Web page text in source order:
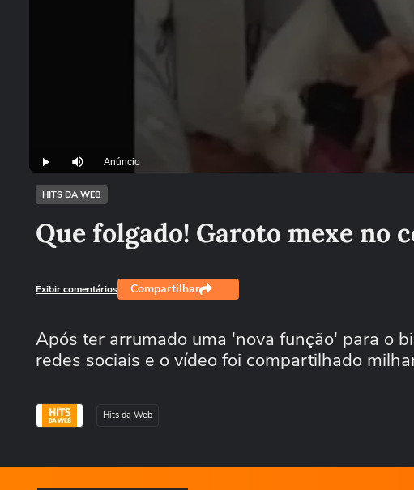
Play Mutar Anúncio
HITS DA WEB
Que folgado! Garoto mexe no
Exibir comentários Compartilhar
Após ter arrumado uma 'nova função' para o
redes sociais e o vídeo foi compartilhado
Hits da Web